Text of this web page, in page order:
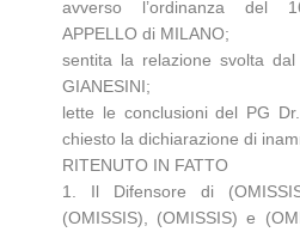
avverso l’ordinanza del
APPELLO di MILANO;
sentita la relazione svolta
GIANESINI;
lette le conclusioni del PG
chiesto la dichiarazione di
RITENUTO IN FATTO
1. Il Difensore di
(OMISSIS), (OMISSIS) e